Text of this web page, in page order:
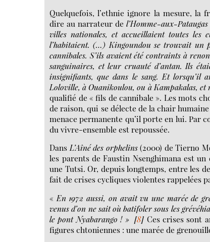
Quelquefois, l’ethnie ignore la mesure,
dire au narrateur de l’Homme-aux-Pataugas
villes nationales, et accueillaient toutes les
l’habitaient. (…) Kingoundou se trouvait un
cannibales. S’ils avaient été contraints à
sanguinaires, et leur cruauté d’antan. Ils
insignifiants, que dans le sang. Et
Loloville, à Ouanikoulou, ou à Kampakalas,
qualifié de « fils de cannibale ». Les mots
de raison, qui se délecte de la chair
menace permanente qu’il porte en lui. Par
du vivre-ensemble est repoussée.
DansL’Aîné des orphelins(2000) de Tierno
les parents de Faustin Nsenghimana est
une Tutsi. Or, depuis longtemps, entre les
fait de crises cycliques violentes rappelées
« En 1972 aussi, on avait vu une marée de
venus d’on ne sait où batifoler sous les
le pont Nyabarango ! » [8] Ces crises sont
figures chtoniennes : une marée de